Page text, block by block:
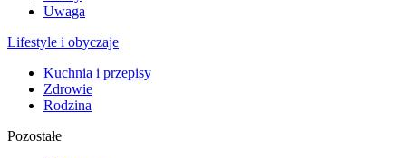
Uwaga
Lifestyle i obyczaje
Kuchnia i przepisy
Zdrowie
Rodzina
Pozostałe